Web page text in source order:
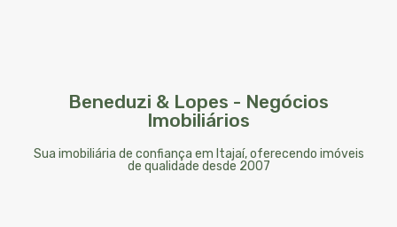
Beneduzi & Lopes - Negócios
Imobiliários
Sua imobiliária de confiança em Itajaí, oferecendo imóveis
de qualidade desde 2007